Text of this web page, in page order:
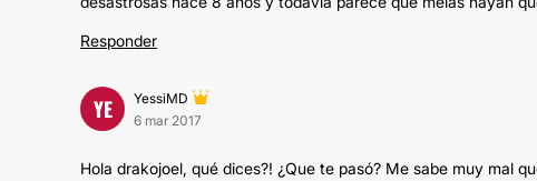
Responder
YE
YessiMD
6 mar 2017
Hola drakojoel, qué dices?! ¿Que te pasó? Me sabe muy mal